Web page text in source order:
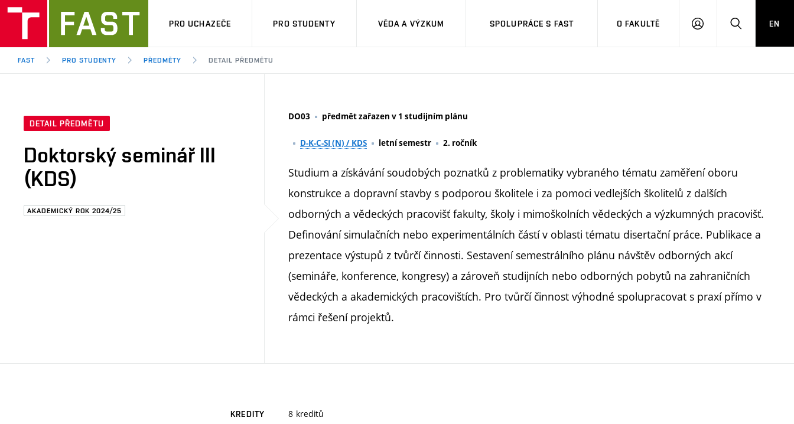
PRO UCHAZEČE PRO STUDENTY VĚDA A VÝZKUM SPOLUPRÁCE S FAST O FAKULTĚ
PŘIHLÁSITHLEDAT
EN
FAST PRO STUDENTY PŘEDMĚTY DETAIL PŘEDMĚTU
DETAIL PŘEDMĚTU
Doktorský seminář III
(KDS)
AKADEMICKÝ ROK 2024/25
DO03 předmět zařazen v 1 studijním plánu
D-K-C-SI (N) / KDS letní semestr 2. ročník
Studium a získávání soudobých poznatků z problematiky vybraného tématu zaměření oboru
konstrukce a dopravní stavby s podporou školitele i za pomoci vedlejších školitelů z dalších
odborných a vědeckých pracovišť fakulty, školy i mimoškolních vědeckých a výzkumných pracovišť.
Definování simulačních nebo experimentálních částí v oblasti tématu disertační práce. Publikace a
prezentace výstupů z tvůrčí činnosti. Sestavení semestrálního plánu návštěv odborných akcí
(semináře, konference, kongresy) a zároveň studijních nebo odborných pobytů na zahraničních
vědeckých a akademických pracovištích. Pro tvůrčí činnost výhodné spolupracovat s praxí přímo v
rámci řešení projektů.
KREDITY 8 kreditů